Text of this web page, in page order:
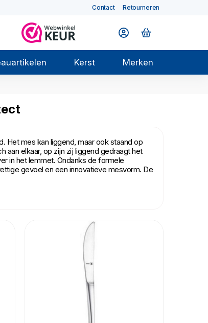
Contact Retourneren
Kerst Merken
Het mes kan liggend, maar ook staand op
elkaar, op zijn zij liggend gedraagt het
in het lemmet. Ondanks de formele
gevoel en een innovatieve mesvorm. De
Zelfs intensief gebruik en vaak